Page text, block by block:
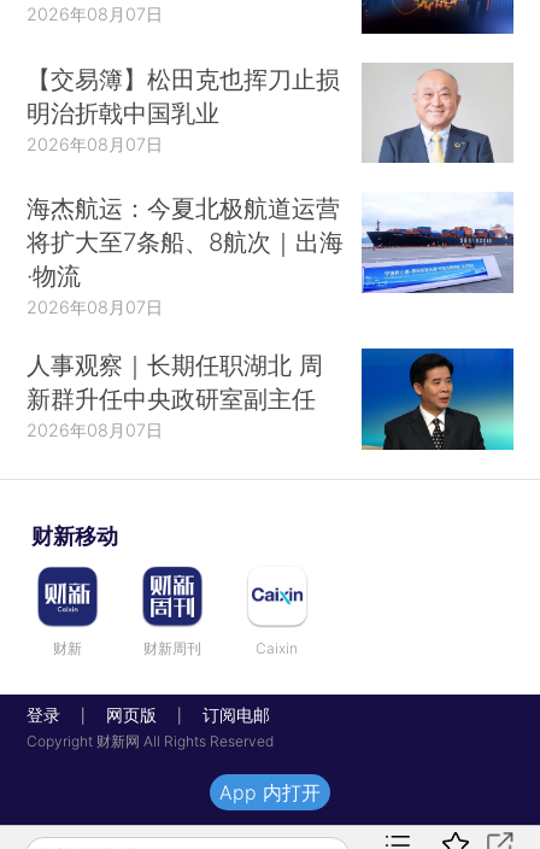
2026年08月07日
【交易簿】松田克也挥刀止损
明治折戟中国乳业
2026年08月07日
海杰航运：今夏北极航道运营
将扩大至7条船、8航次｜出海
·物流
2026年08月07日
人事观察｜长期任职湖北 周
新群升任中央政研室副主任
2026年08月07日
财新移动
财新 财新周刊 Caixin
登录 网页版 订阅电邮
Copyright 财新网 All Rights Reserved
App 内打开